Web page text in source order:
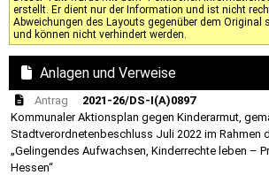
erstellt. Er dient nur der Information und ist nicht
Abweichungen des Layouts gegenüber dem Original
und können nicht verhindert werden.
Anlagen und Verweise
Antrag
2021-26/DS-I(A)0897
Kommunaler Aktionsplan gegen Kinderarmut,
Stadtverordnetenbeschluss Juli 2022 im Rahmen
„Gelingendes Aufwachsen, Kinderrechte leben –
Hessen“